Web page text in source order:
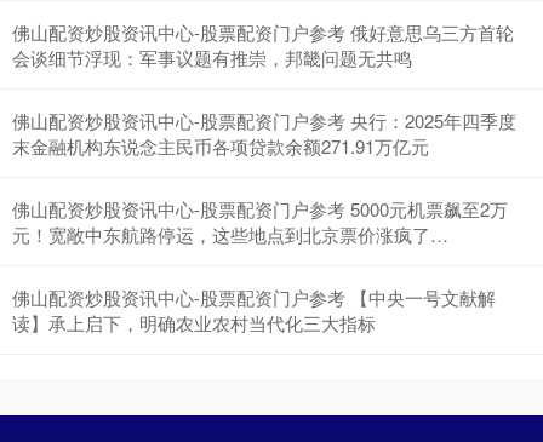
深证成指 14266.27 +156.15 +1.11%
沪深300 4686.35 +35.04
佛山配资炒股资讯中心-股票配资门户参考 俄好意思乌三方首轮
会谈细节浮现：军事议题有推崇，邦畿问题无共鸣
佛山配资炒股资讯中心-股票配资门户参考 央行：2025年四季度
末金融机构东说念主民币各项贷款余额271.91万亿元
佛山配资炒股资讯中心-股票配资门户参考 5000元机票飙至2万
元！宽敞中东航路停运，这些地点到北京票价涨疯了…
佛山配资炒股资讯中心-股票配资门户参考 【中央一号文献解
读】承上启下，明确农业农村当代化三大指标